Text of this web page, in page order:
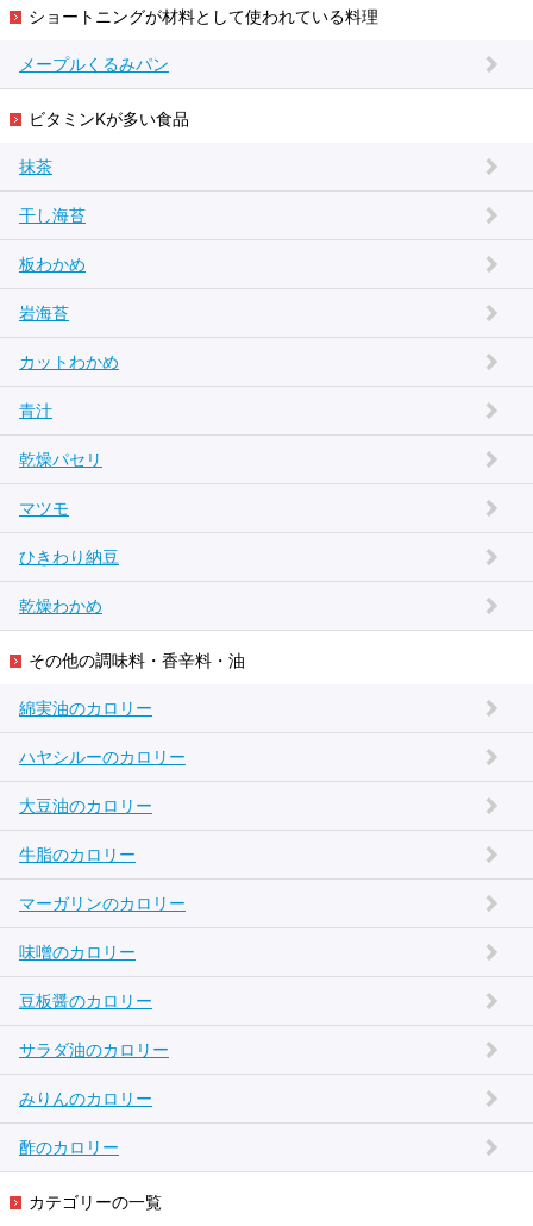
ショートニングが材料として使われている料理
メープルくるみパン
ビタミンKが多い食品
抹茶
干し海苔
板わかめ
岩海苔
カットわかめ
青汁
乾燥パセリ
マツモ
ひきわり納豆
乾燥わかめ
その他の調味料・香辛料・油
綿実油のカロリー
ハヤシルーのカロリー
大豆油のカロリー
牛脂のカロリー
マーガリンのカロリー
味噌のカロリー
豆板醤のカロリー
サラダ油のカロリー
みりんのカロリー
酢のカロリー
カテゴリーの一覧